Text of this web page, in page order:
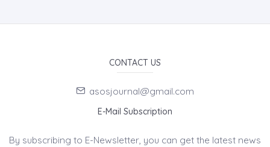
CONTACT US
asosjournal@gmail.com
E-Mail Subscription
By subscribing to E-Newsletter, you can get the latest news